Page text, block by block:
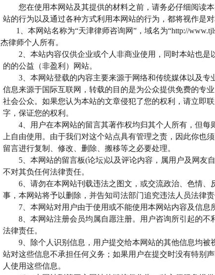
您在使用本网站及其提供的材料之前，请务必仔细阅读
站的行为以及通过各种方式利用本网站的行为，都将视作是
1
、本网站名称为“天津律师咨询网”，域名为“http://
杰律师个人所有。
2 、本站内容仅供企业或个人非商业使用，同时本站也是
的的公益（非盈利）网站。
3、本网站登载的内容主要来源于网络和传统媒体以及专
信息来源于国际互联网，转载的目的是为公众提供免费的专
社会公众。如果您认为本站的文章侵犯了您的权利，请立即
字，保证您的权利。
4、用户在本网站的留言其著作权均归其个人所有，但每
上自由使用。由于我们对这个站点具有管理之责，因此你也
留言进行复制、修改、删除、搬移等之必要处理。
5、本网站的留言板(论坛)以及评论内容，属用户及网友
不对其负任何法律责任。
6、请勿在本网站刊载违法之图文，或交流政治、色情、
事，本网站将予以删除，并告知司法部门追究违法人员法律责
7、本网站对用户由于使用或不能使用本网站内容及信息
8、本网站注册会员均属自愿注册。用户咨询所引起的不
法律责任。
9、除个人识别信息，用户提交给本网站的其他信息均被
站对这些信息不承担任何义务；如果用户在提交时没有特别
人使用这些信息。